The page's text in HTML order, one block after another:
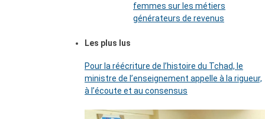
femmes sur les métiers
générateurs de revenus
Les plus lus
Pour la réécriture de l’histoire du Tchad, le
ministre de l’enseignement appelle à la rigueur,
à l’écoute et au consensus